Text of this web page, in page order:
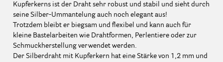
Kupferkerns ist der Draht sehr robust und stabil und sieht durch
seine Silber-Ummantelung auch noch elegant aus!
Trotzdem bleibt er biegsam und flexibel und kann auch für
kleine Bastelarbeiten wie Drahtformen, Perlentiere oder zur
Schmuckherstellung verwendet werden.
Der Silberdraht mit Kupferkern hat eine Stärke von 1,2 mm und